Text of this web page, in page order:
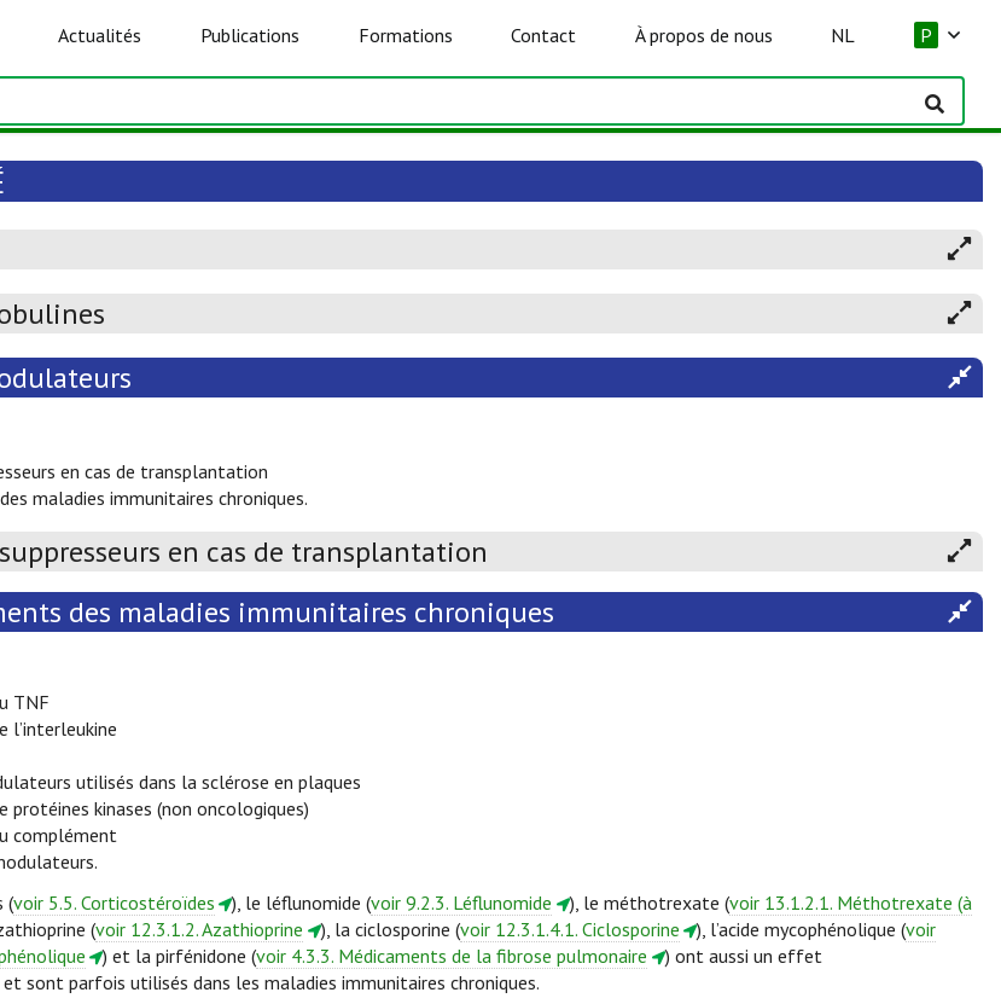
Actualités Publications Formations Contact À propos de nous NL P
en cas de transplantation
maladies immunitaires chroniques.
en cas de transplantation
des maladies immunitaires chroniques
TNF
l’interleukine
utilisés dans la sclérose en plaques
protéines kinases (non oncologiques)
complément
(voir 5.5. Corticostéroïdes ), le léflunomide (voir 9.2.3. Léflunomide ), le méthotrexate (voir 13.1.2.1. Méthotrexate (à
(voir 12.3.1.2. Azathioprine ), la ciclosporine (voir 12.3.1.4.1. Ciclosporine ), l’acide mycophénolique (voir
) et la pirfénidone (voir 4.3.3. Médicaments de la fibrose pulmonaire
) ont aussi un effet
sont parfois utilisés dans les maladies immunitaires chroniques.